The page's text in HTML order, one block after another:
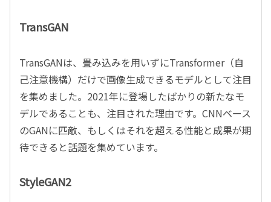
TransGAN
TransGANは、畳み込みを用いずにTransformer（自
己注意機構）だけで画像生成できるモデルとして注目
を集めました。2021年に登場したばかりの新たなモ
デルであることも、注目された理由です。CNNベース
のGANに匹敵、もしくはそれを超える性能と成果が期
待できると話題を集めています。
StyleGAN2